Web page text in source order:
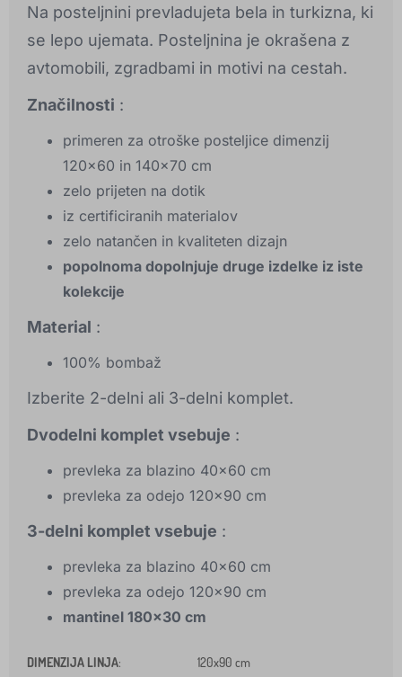
Na posteljnini prevladujeta bela in turkizna, ki
se lepo ujemata. Posteljnina je okrašena z
avtomobili, zgradbami in motivi na cestah.
Značilnosti :
primeren za otroške posteljice dimenzij
120x60 in 140x70 cm
zelo prijeten na dotik
iz certificiranih materialov
zelo natančen in kvaliteten dizajn
popolnoma dopolnjuje druge izdelke iz iste
kolekcije
Material :
100% bombaž
Izberite 2-delni ali 3-delni komplet.
Dvodelni komplet vsebuje :
prevleka za blazino 40x60 cm
prevleka za odejo 120x90 cm
3-delni komplet vsebuje :
prevleka za blazino 40x60 cm
prevleka za odejo 120x90 cm
mantinel 180x30 cm
DIMENZIJA LINJA: 120x90 cm